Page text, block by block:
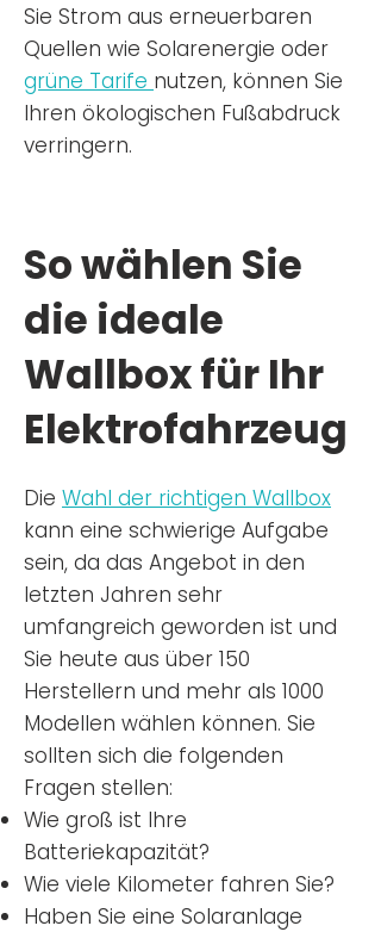
Sie Strom aus erneuerbaren
Quellen wie Solarenergie oder
grüne Tarife nutzen, können Sie
Ihren ökologischen Fußabdruck
verringern.
So wählen Sie
die ideale
Wallbox für Ihr
Elektrofahrzeug
Die Wahl der richtigen Wallbox
kann eine schwierige Aufgabe
sein, da das Angebot in den
letzten Jahren sehr
umfangreich geworden ist und
Sie heute aus über 150
Herstellern und mehr als 1000
Modellen wählen können. Sie
sollten sich die folgenden
Fragen stellen:
Wie groß ist Ihre
Batteriekapazität?
Wie viele Kilometer fahren Sie?
Haben Sie eine Solaranlage